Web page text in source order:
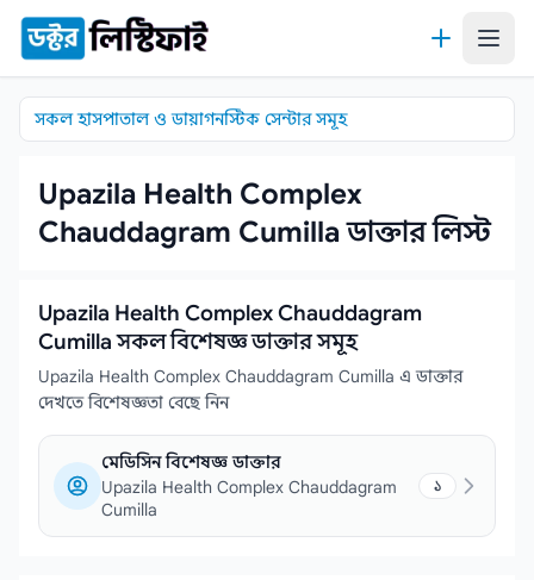
কন্টেন্টে যান
সকল হাসপাতাল ও ডায়াগনস্টিক সেন্টার সমূহ
Upazila Health Complex
Chauddagram Cumilla ডাক্তার লিস্ট
Upazila Health Complex Chauddagram
Cumilla সকল বিশেষজ্ঞ ডাক্তার সমূহ
Upazila Health Complex Chauddagram Cumilla এ ডাক্তার
দেখতে বিশেষজ্ঞতা বেছে নিন
মেডিসিন বিশেষজ্ঞ ডাক্তার
Upazila Health Complex Chauddagram
Cumilla
১